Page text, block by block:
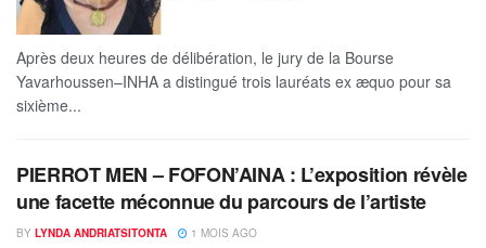
Après deux heures de délibération, le jury de la Bourse
Yavarhoussen–INHA a distingué trois lauréats ex æquo pour sa
sixième...
PIERROT MEN – FOFON’AINA : L’exposition révèle
une facette méconnue du parcours de l’artiste
BY LYNDA ANDRIATSITONTA 1 MOIS AGO